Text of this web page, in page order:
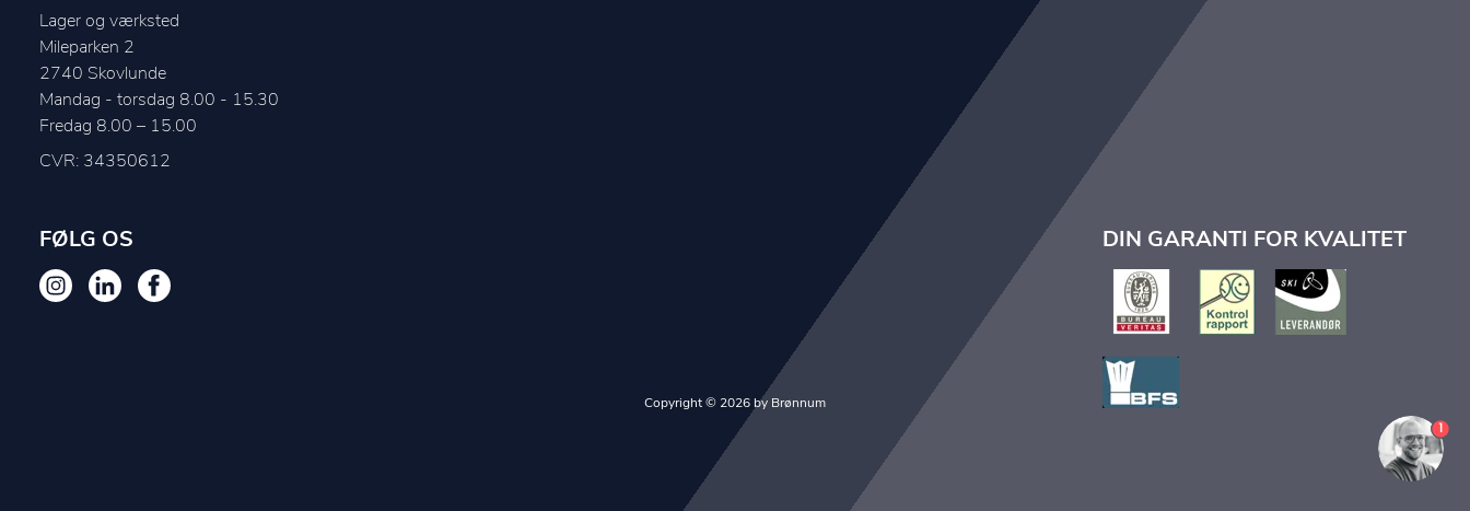
Lager og værksted
Mileparken 2
2740 Skovlunde
Mandag - torsdag 8.00 - 15.30
CVR: 34350612
FØLG OS DIN GARANTI FOR KVALITET
Copyright © 2026 by Brønnum
1